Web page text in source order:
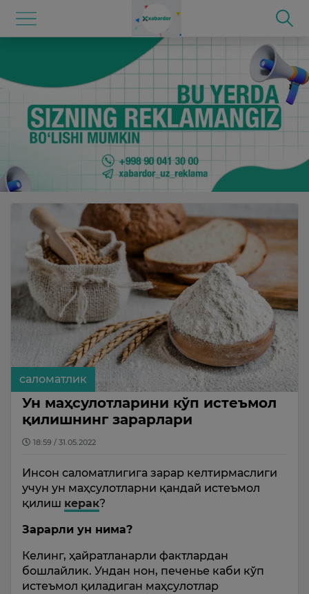
саломатлик
Ун маҳсулотларини кўп истеъмол
қилишнинг зарарлари
18:59 / 31.05.2022
Инсон саломатлигига зарар келтирмаслиги
учун ун маҳсулотларни қандай истеъмол
қилиш керак?
Зарарли ун нима?
Келинг, ҳайратланарли фактлардан
бошлайлик. Ундан нон, печенье каби кўп
истеъмол қиладиган маҳсулотлар